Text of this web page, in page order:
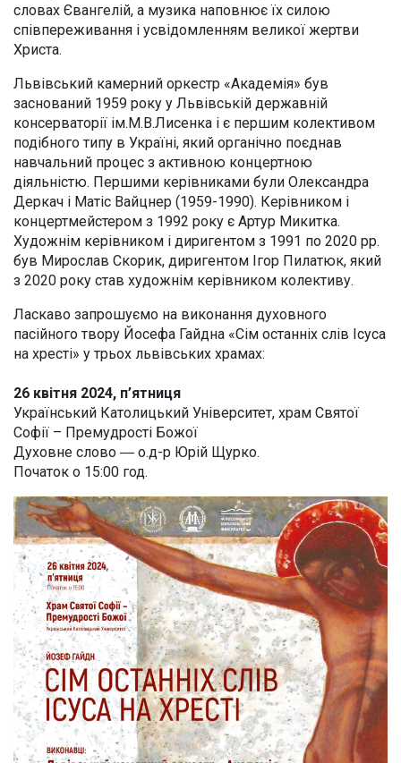
словах Євангелій, а музика наповнює їх силою
співпереживання і усвідомленням великої жертви
Христа.
Львівський камерний оркестр «Академія» був
заснований 1959 року у Львівській державній
консерваторії ім.М.В.Лисенка і є першим колективом
подібного типу в Україні, який органічно поєднав
навчальний процес з активною концертною
діяльністю. Першими керівниками були Олександра
Деркач і Матіс Вайцнер (1959-1990). Керівником і
концертмейстером з 1992 року є Артур Микитка.
Художнім керівником і диригентом з 1991 по 2020 рр.
був Мирослав Скорик, диригентом Ігор Пилатюк, який
з 2020 року став художнім керівником колективу.
Ласкаво запрошуємо на виконання духовного
пасійного твору Йосефа Гайдна «Сім останніх слів Ісуса
на хресті» у трьох львівських храмах:
26 квітня 2024, п’ятниця
Український Католицький Університет, храм Святої
Софії – Премудрості Божої
Духовне слово ― о.д-р Юрій Щурко.
Початок о 15:00 год.